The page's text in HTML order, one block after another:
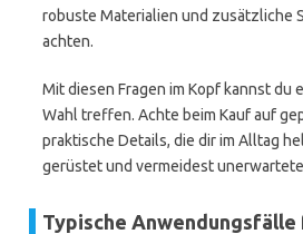
robuste Materialien und zusätzliche
achten.
Mit diesen Fragen im Kopf kannst du
Wahl treffen. Achte beim Kauf auf
praktische Details, die dir im Alltag
gerüstet und vermeidest unerwartete
Typische